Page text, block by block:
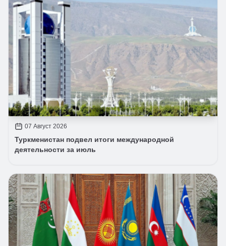
07 Август 2026
Туркменистан подвел итоги международной
деятельности за июль